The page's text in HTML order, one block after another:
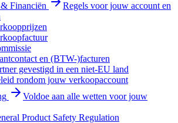
Financiën
Regels voor jouw account en
en (BTW-)facturen
gevestigd in een niet-EU land
rondom jouw verkoopaccount
Voldoe aan alle wetten voor jouw
Product Safety Regulation